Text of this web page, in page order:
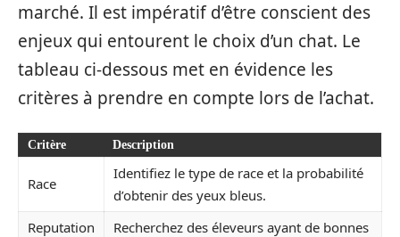
marché. Il est impératif d’être conscient des
enjeux qui entourent le choix d’un chat. Le
tableau ci-dessous met en évidence les
critères à prendre en compte lors de l’achat.
Critère Description
Race
Identifiez le type de race et la probabilité
d’obtenir des yeux bleus.
Reputation
Recherchez des éleveurs ayant de bonnes